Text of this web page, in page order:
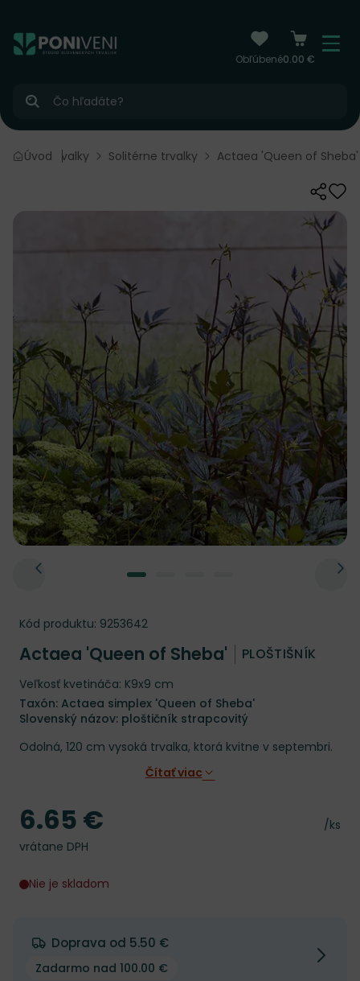
Obľúbené0.00 €
Menu
Hľadať
Úvod
Kvitnúce trvalky Solitérne trvalky Actaea 'Queen of
Zdieľať
Kód produktu: 9253642
Actaea 'Queen of Sheba' PLOŠTIŠNÍK
Veľkosť kvetináča: K9x9 cm
Taxón: Actaea simplex 'Queen of Sheba'
Slovenský názov: ploštičník strapcovitý
Odolná, 120 cm vysoká trvalka, ktorá kvitne v septembri.
Čítať viac
Cena
/ks
Cena
6.65 €
vrátane DPH
Nie je skladom
Doprava od 5.50 €
Zadarmo nad 100.00 €